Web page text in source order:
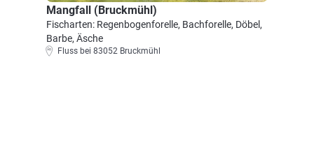
Mangfall (Bruckmühl)
Fischarten: Regenbogenforelle, Bachforelle, Döbel,
Barbe, Äsche
Fluss bei 83052 Bruckmühl